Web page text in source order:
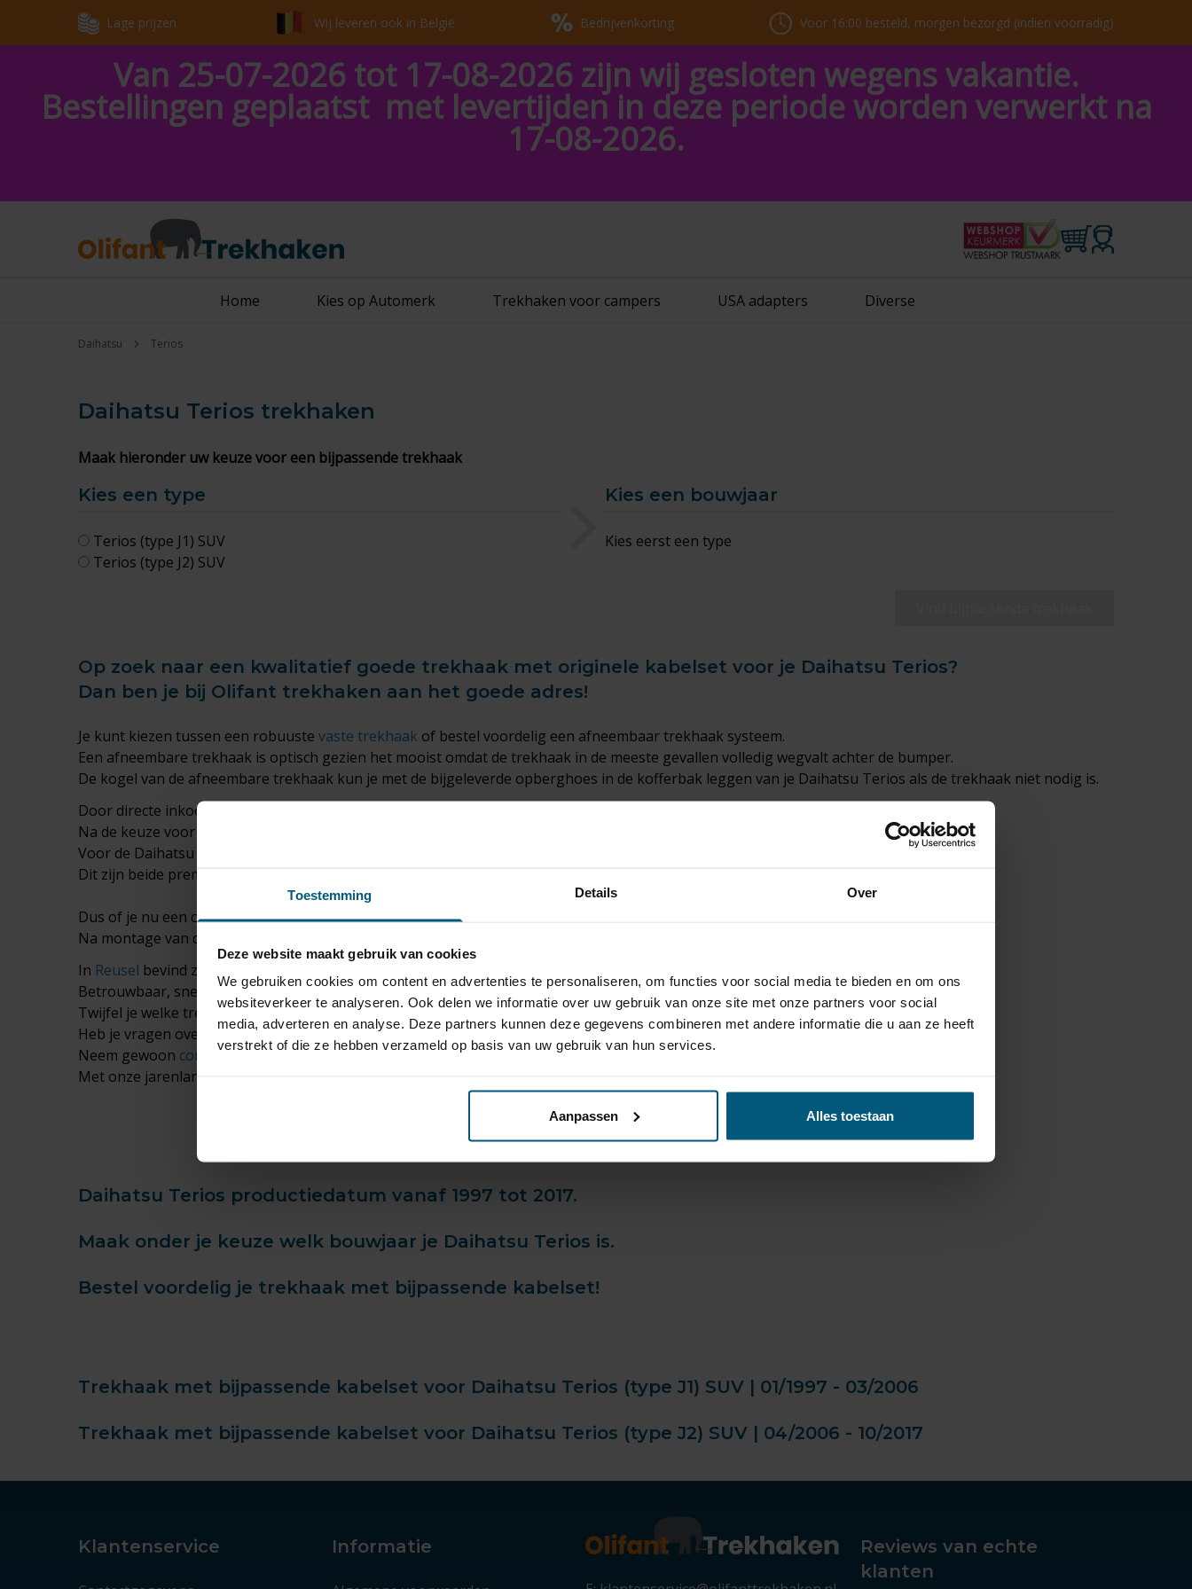
Toestemming Details Over
Deze website maakt gebruik van cookies
We gebruiken cookies om content en advertenties te personaliseren, om functies voor social media te bieden en om ons
websiteverkeer te analyseren. Ook delen we informatie over uw gebruik van onze site met onze partners voor social
media, adverteren en analyse. Deze partners kunnen deze gegevens combineren met andere informatie die u aan ze heeft
verstrekt of die ze hebben verzameld op basis van uw gebruik van hun services.
Aanpassen Alles toestaan
Lage prijzen Wij leveren ook in België Bedrijvenkorting Voor 16:00 besteld, morgen bezorgd (indien voorradig)
Van 25-07-2026 tot 17-08-2026 zijn wij gesloten wegens vakantie.
Bestellingen geplaatst met levertijden in deze periode worden verwerkt na
17-08-2026.
Home Kies op Automerk Trekhaken voor campers USA adapters Diverse
Daihatsu Terios
Daihatsu Terios trekhaken
Maak hieronder uw keuze voor een bijpassende trekhaak
Kies een type
Terios (type J1) SUV
Terios (type J2) SUV
Kies een bouwjaar
Kies eerst een type
Op zoek naar een kwalitatief goede trekhaak met originele kabelset voor je Daihatsu Terios?
Dan ben je bij Olifant trekhaken aan het goede adres!
Je kunt kiezen tussen een robuuste vaste trekhaak of bestel voordelig een afneembaar trekhaak systeem.
Een afneembare trekhaak is optisch gezien het mooist omdat de trekhaak in de meeste gevallen volledig wegvalt achter de bumper.
De kogel van de afneembare trekhaak kun je met de bijgeleverde opberghoes in de kofferbak leggen van je Daihatsu Terios als de trekhaak niet nodig is.
Door directe inkoop bij onze trekhaak fabrikanten Steinhof, Autohak en GDW kunnen wij de voordeligste prijzen bieden.
Na de keuze voor de juiste trekhaak dient er ook goed nagedacht te worden over de trekhaak bekabeling.
Voor de Daihatsu Terios zijn er wagenspecifieke of originele
Dit zijn beide premium merken kabelsets wat een jarenlange probleemloze werking gaat garanderen!
Dus of je nu een caravan gaat trekken, op pad gaat met een paardentrailer of toch de trekhaak gebruikt voor je
Na montage van de trekhaak op je Daihatsu Terios kun je veilig op weg.
In Reusel bevind zich ons magazijn met een grote voorraad vaste en
Betrouwbaar, snel geleverd, vaak binnen 24 uur!
Twijfel je welke trekhaak set het beste past?
Heb je vragen over de universele kabelsets?
Neem gewoon contactmet ons op!
Met onze jarenlange ervaring geeft Olifant trekhaken je graag een eerlijk en onafhankelijk advies.
Daihatsu Terios productiedatum vanaf 1997 tot 2017.
Maak onder je keuze welk bouwjaar je Daihatsu Terios is.
Bestel voordelig je trekhaak met bijpassende kabelset!
Trekhaak met bijpassende kabelset voor Daihatsu Terios (type J1) SUV | 01/1997 - 03/2006
Trekhaak met bijpassende kabelset voor Daihatsu Terios (type J2) SUV | 04/2006 - 10/2017
Klantenservice Informatie
Reviews van echte
klanten